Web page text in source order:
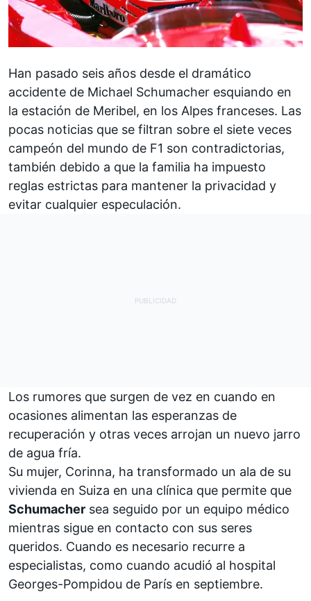
Han pasado seis años desde el dramático
accidente de Michael Schumacher esquiando en
la estación de Meribel, en los Alpes franceses. Las
pocas noticias que se filtran sobre el siete veces
campeón del mundo de F1 son contradictorias,
también debido a que la familia ha impuesto
reglas estrictas para mantener la privacidad y
evitar cualquier especulación.
Los rumores que surgen de vez en cuando en
ocasiones alimentan las esperanzas de
recuperación y otras veces arrojan un nuevo jarro
de agua fría.
Su mujer, Corinna, ha transformado un ala de su
vivienda en Suiza en una clínica que permite que
Schumacher sea seguido por un equipo médico
mientras sigue en contacto con sus seres
queridos. Cuando es necesario recurre a
especialistas, como cuando acudió al hospital
Georges-Pompidou de París en septiembre.